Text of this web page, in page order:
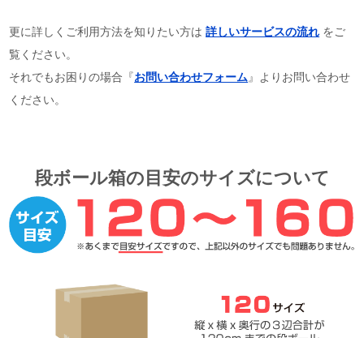
更に詳しくご利用方法を知りたい方は詳しいサービスの流れ をご
覧ください。
それでもお困りの場合『お問い合わせフォーム』よりお問い合わせ
ください。
段ボール箱の目安のサイズについて